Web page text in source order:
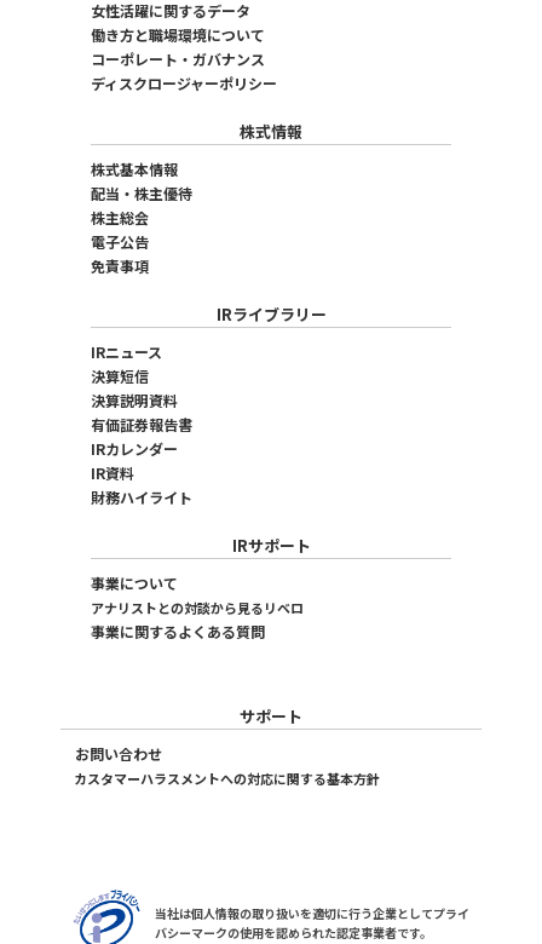
女性活躍に関するデータ
働き方と職場環境について
コーポレート・ガバナンス
ディスクロージャーポリシー
株式情報
株式基本情報
配当・株主優待
株主総会
電子公告
免責事項
IRライブラリー
IRニュース
決算短信
決算説明資料
有価証券報告書
IRカレンダー
IR資料
財務ハイライト
IRサポート
事業について
アナリストとの対談から見るリベロ
事業に関するよくある質問
サポート
お問い合わせ
カスタマーハラスメントへの対応に関する基本方針
当社は個人情報の取り扱いを適切に行う企業としてプライ
バシーマークの使用を認められた認定事業者です。